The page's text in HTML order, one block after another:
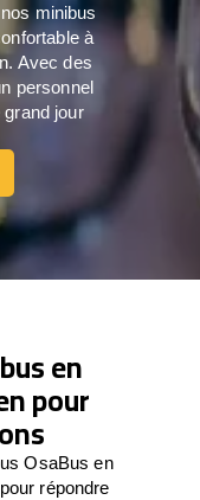
minibus
à
Avec des
personnel
jour
en
pour
OsaBus en
répondre